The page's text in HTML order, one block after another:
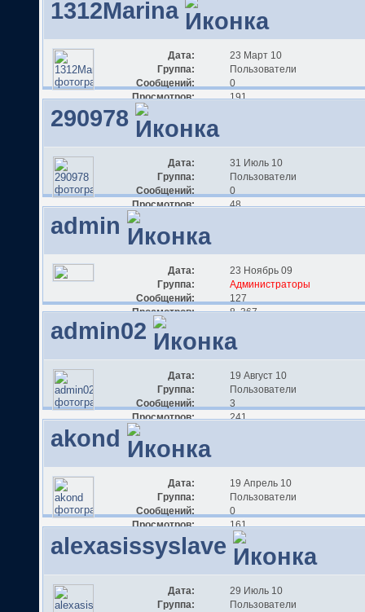
1312Marina
Дата:
23 Март 10
Группа:
Пользователи
Сообщений:
0
Просмотров:
191
290978
Дата:
31 Июль 10
Группа:
Пользователи
Сообщений:
0
Просмотров:
48
admin
Дата:
23 Ноябрь 09
Группа:
Администраторы
Сообщений:
127
Просмотров:
8 367
admin02
Дата:
19 Август 10
Группа:
Пользователи
Сообщений:
3
Просмотров:
241
akond
Дата:
19 Апрель 10
Группа:
Пользователи
Сообщений:
0
Просмотров:
161
alexasissyslave
Дата:
29 Июль 10
Группа:
Пользователи